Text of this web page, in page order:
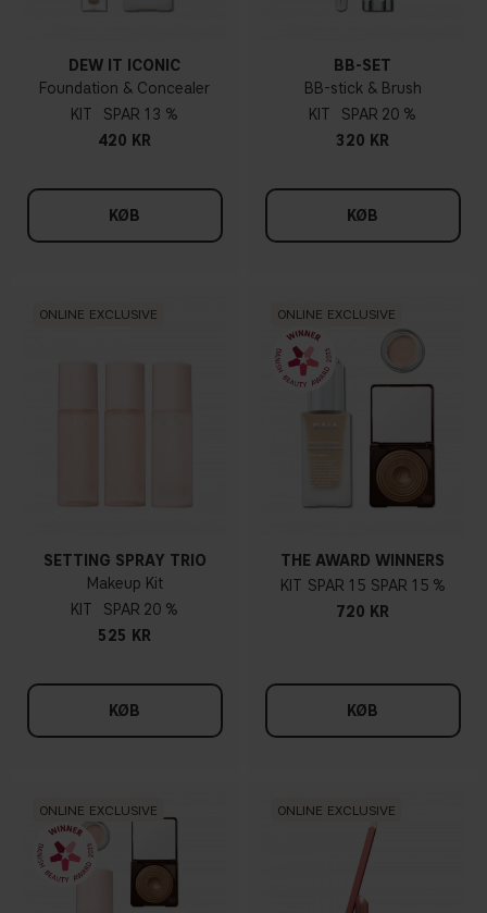
DEW IT ICONIC
Foundation & Concealer
KIT
13 %
420 KR
KØB
BB-SET
BB-stick & Brush
KIT
20 %
320 KR
KØB
ONLINE EXCLUSIVE
SETTING SPRAY TRIO
Makeup Kit
KIT
20 %
525 KR
KØB
ONLINE EXCLUSIVE
THE AWARD WINNERS
KIT
15
15 %
720 KR
KØB
ONLINE EXCLUSIVE ONLINE EXCLUSIVE